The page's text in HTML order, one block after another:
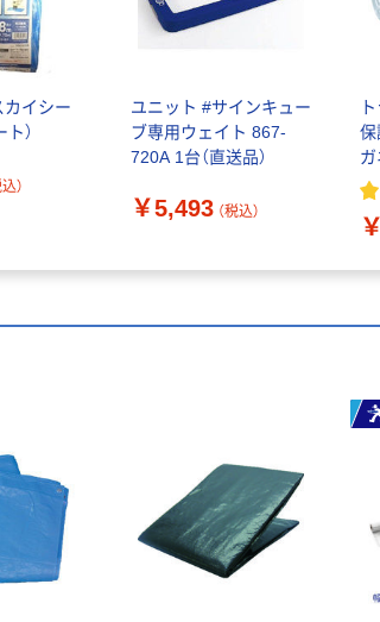
カイシー
）
）
ユニット #サインキュー
ブ専用ウェイト 867-
720A 1台（直送品）
￥5,493 （税込）
保
ガ